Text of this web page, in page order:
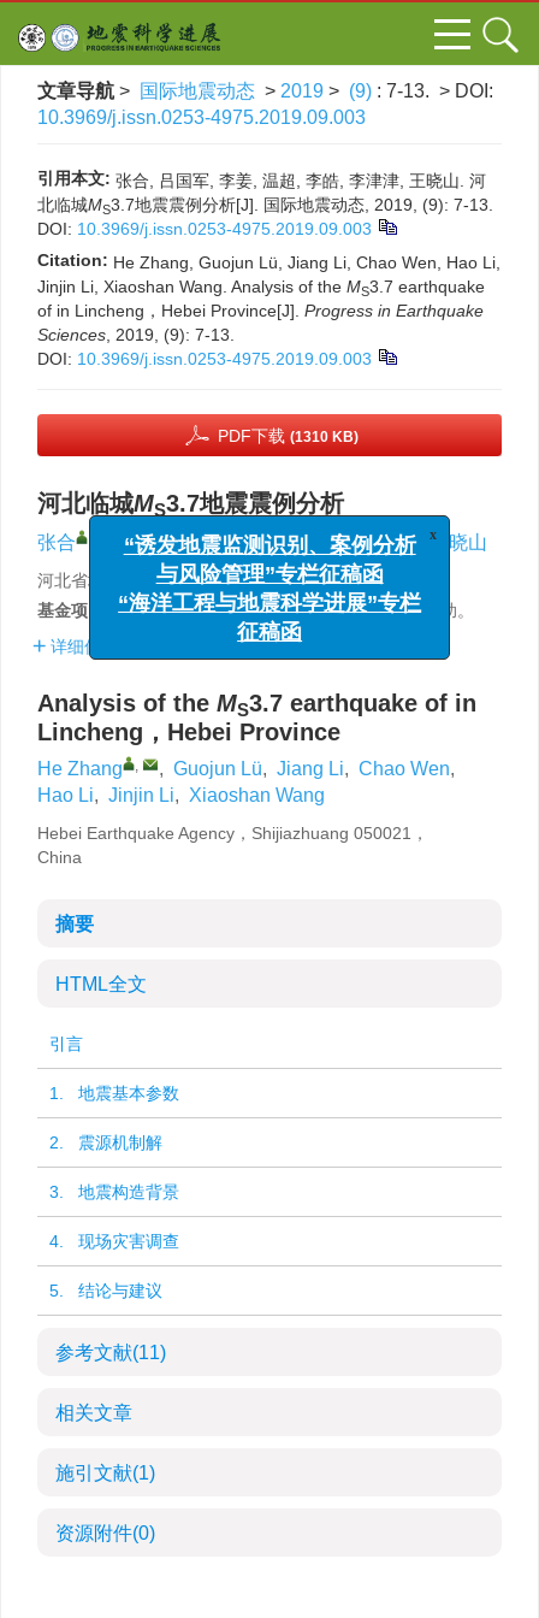
文章导航 > 国际地震动态 > 2019 > (9) : 7-13. > DOI:
10.3969/j.issn.0253-4975.2019.09.003
引用本文: 张合, 吕国军, 李姜, 温超, 李皓, 李津津, 王晓山. 河
北临城MS3.7地震震例分析[J]. 国际地震动态, 2019, (9): 7-13.
DOI: 10.3969/j.issn.0253-4975.2019.09.003
Citation: He Zhang, Guojun Lü, Jiang Li, Chao Wen, Hao Li,
Jinjin Li, Xiaoshan Wang. Analysis of the MS3.7 earthquake
of in Lincheng，Hebei Province[J]. Progress in Earthquake
Sciences , 2019, (9): 7-13.
DOI: 10.3969/j.issn.0253-4975.2019.09.003
PDF下载 (1310 KB)
河北临城MS3.7地震震例分析
张合 吕国军, 李姜, 温超, 李皓, 李津津, 王晓山
河北省地震局，石家庄 050021
基金项目:
河北省重点研发计划项目（18275404D）资助。
详细信息
Analysis of the MS3.7 earthquake of in
Lincheng，Hebei Province
He Zhang , , Guojun Lü, Jiang Li, Chao Wen,
Hao Li, Jinjin Li, Xiaoshan Wang
Hebei Earthquake Agency，Shijiazhuang 050021，
China
摘要
HTML全文
引言
1. 地震基本参数
2. 震源机制解
3. 地震构造背景
4. 现场灾害调查
5. 结论与建议
参考文献(11)
相关文章
施引文献(1)
资源附件(0)
“诱发地震监测识别、案例分析
与风险管理”专栏征稿函
“海洋工程与地震科学进展”专栏
征稿函